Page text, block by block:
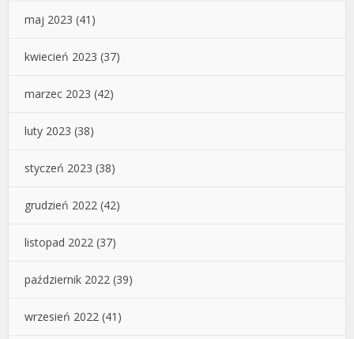
maj 2023 (41)
kwiecień 2023 (37)
marzec 2023 (42)
luty 2023 (38)
styczeń 2023 (38)
grudzień 2022 (42)
listopad 2022 (37)
październik 2022 (39)
wrzesień 2022 (41)